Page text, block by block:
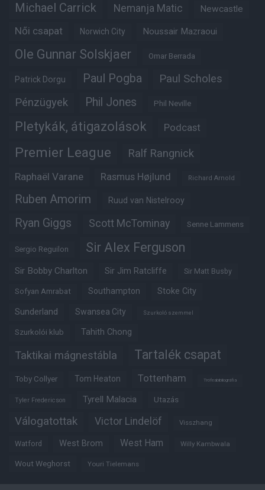
Michael Carrick Nemanja Matic Newcastle
Női csapat Norwich City Noussair Mazraoui
Ole Gunnar Solskjaer Omar Berrada
Patrick Dorgu Paul Pogba Paul Scholes
Pénzügyek Phil Jones Phil Neville
Pletykák, átigazolások Podcast
Premier League Ralf Rangnick
Raphaël Varane Rasmus Højlund Richard Arnold
Ruben Amorim Ruud van Nistelrooy
Ryan Giggs Scott McTominay Senne Lammens
Sergio Reguilon Sir Alex Ferguson
Sir Bobby Charlton Sir Jim Ratcliffe Sir Matt Busby
Sofyan Amrabat Southampton Stoke City
Sunderland Swansea City Szurkoló szemmel
Szurkolói klub Tahith Chong
Taktikai mágnestábla Tartalék csapat
Toby Collyer Tom Heaton Tottenham Trófeabibliográfia
Tyler Fredericson Tyrell Malacia Utazás
Válogatottak Victor Lindelöf Visszhang
Watford West Brom West Ham Willy Kambwala
Wout Weghorst Youri Tielemans